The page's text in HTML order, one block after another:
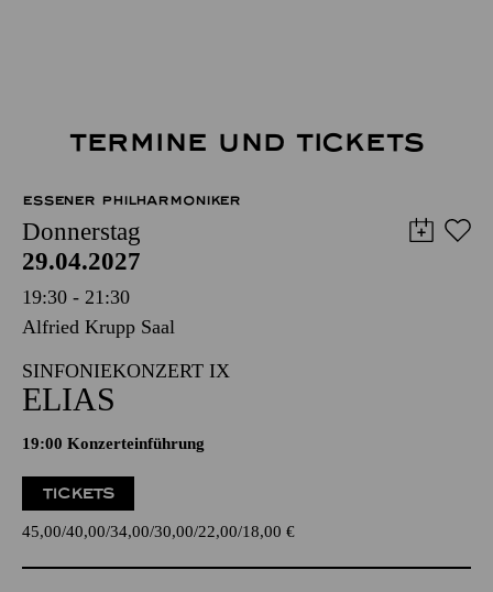
TERMINE UND TICKETS
ESSENER PHILHARMONIKER
Donnerstag
29.04.2027
19:30 - 21:30
Alfried Krupp Saal
SINFONIEKONZERT IX
ELIAS
19:00 Konzerteinführung
TICKETS
45,00 40,00 34,00 30,00 22,00 18,00 €